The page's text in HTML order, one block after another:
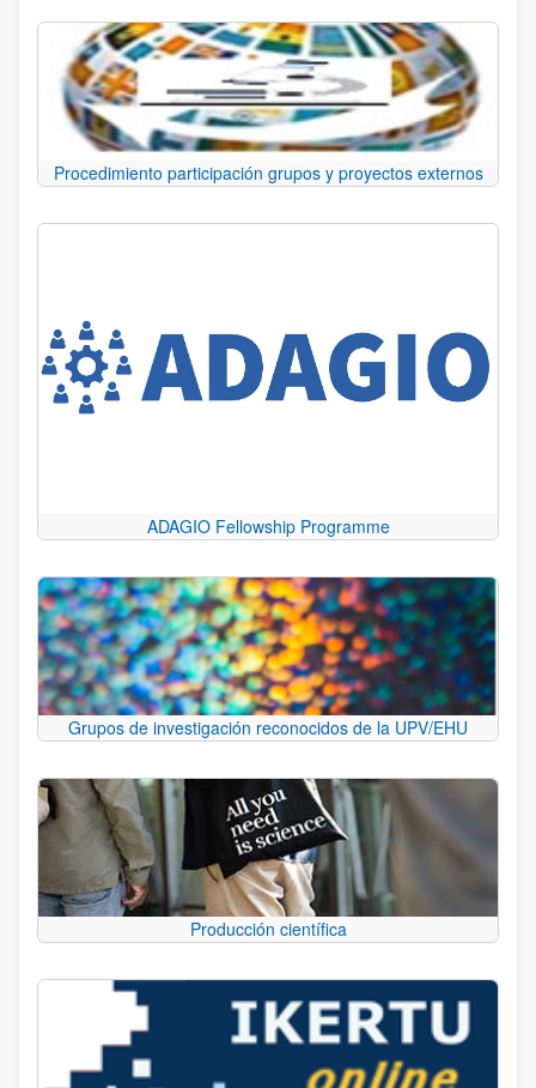
Procedimiento participación grupos y proyectos externos
ADAGIO Fellowship Programme
Grupos de investigación reconocidos de la UPV/EHU
Producción científica